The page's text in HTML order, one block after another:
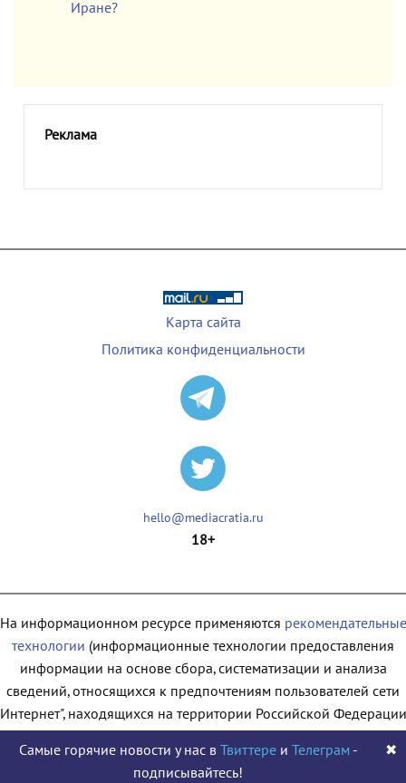
Иране?
Реклама
Карта сайта
Политика конфиденциальности
hello@mediacratia.ru
18+
На информационном ресурсе применяются рекомендательные
технологии (информационные технологии предоставления
информации на основе сбора, систематизации и анализа
сведений, относящихся к предпочтениям пользователей сети
находящихся на территории Российской
© 2009 - 2026
Самые горячие новости у нас в Твиттереи Телеграм -
подписывайтесь!
✖